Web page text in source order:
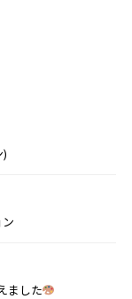
ました